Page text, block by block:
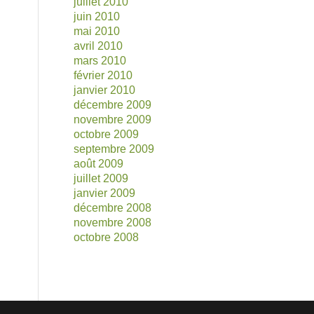
juin 2010
mai 2010
avril 2010
mars 2010
février 2010
janvier 2010
décembre 2009
novembre 2009
octobre 2009
septembre 2009
août 2009
juillet 2009
janvier 2009
décembre 2008
novembre 2008
octobre 2008